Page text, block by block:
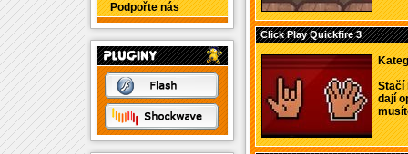
Podpořte nás
Click Play Quickfire 3
Stačí
dají